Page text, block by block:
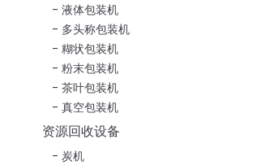
液体包装机
多头称包装机
糊状包装机
粉末包装机
茶叶包装机
真空包装机
资源回收设备
炭机